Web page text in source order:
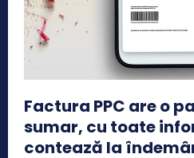
Factura PPC are o
sumar, cu toate
contează la